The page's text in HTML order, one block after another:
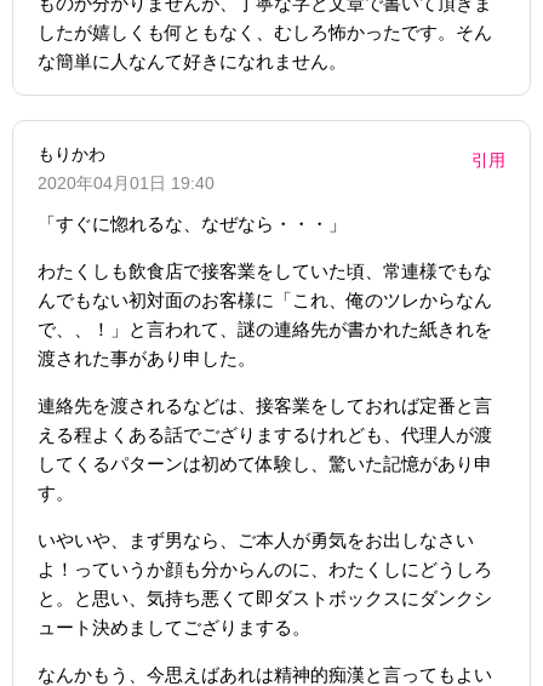
したが嬉しくも何ともなく、むしろ怖かったです。そん
な簡単に人なんて好きになれません。
もりかわ
2020年04月01日 19:40
引用
「すぐに惚れるな、なぜなら・・・」
わたくしも飲食店で接客業をしていた頃、常連様でもな
んでもない初対面のお客様に「これ、俺のツレからなん
で、、！」と言われて、謎の連絡先が書かれた紙きれを
渡された事があり申した。
連絡先を渡されるなどは、接客業をしておれば定番と言
える程よくある話でござりまするけれども、代理人が渡
してくるパターンは初めて体験し、驚いた記憶があり申
す。
いやいや、まず男なら、ご本人が勇気をお出しなさい
よ！っていうか顔も分からんのに、わたくしにどうしろ
と。と思い、気持ち悪くて即ダストボックスにダンクシ
ュート決めましてござりまする。
なんかもう、今思えばあれは精神的痴漢と言ってもよい